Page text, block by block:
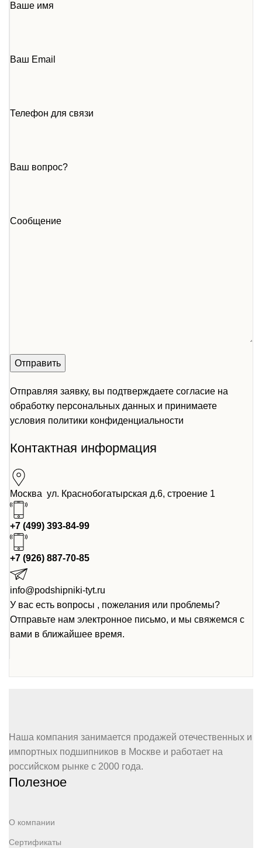
Ваше имя
Ваш Email
Телефон для связи
Ваш вопрос?
Сообщение
Отправляя заявку, вы подтверждаете согласие на
обработку персональных данных и принимаете
условия политики конфиденциальности
Контактная информация
Москва ул. Краснобогатырская д.6, строение 1
+7 (499) 393-84-99
+7 (926) 887-70-85
info@podshipniki-tyt.ru
У вас есть вопросы , пожелания или проблемы?
Отправьте нам электронное письмо, и мы свяжемся с
вами в ближайшее время.
Наша компания занимается продажей отечественных и
импортных подшипников в Москве и работает на
российском рынке с 2000 года.
Полезное
О компании
Сертификаты